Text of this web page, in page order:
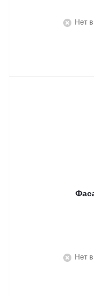
Нет
Нет